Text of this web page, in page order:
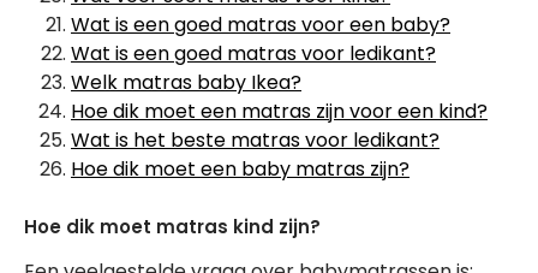
Wat is een goed matras voor een baby?
Wat is een goed matras voor ledikant?
Welk matras baby Ikea?
Hoe dik moet een matras zijn voor een kind?
Wat is het beste matras voor ledikant?
Hoe dik moet een baby matras zijn?
Hoe dik moet matras kind zijn?